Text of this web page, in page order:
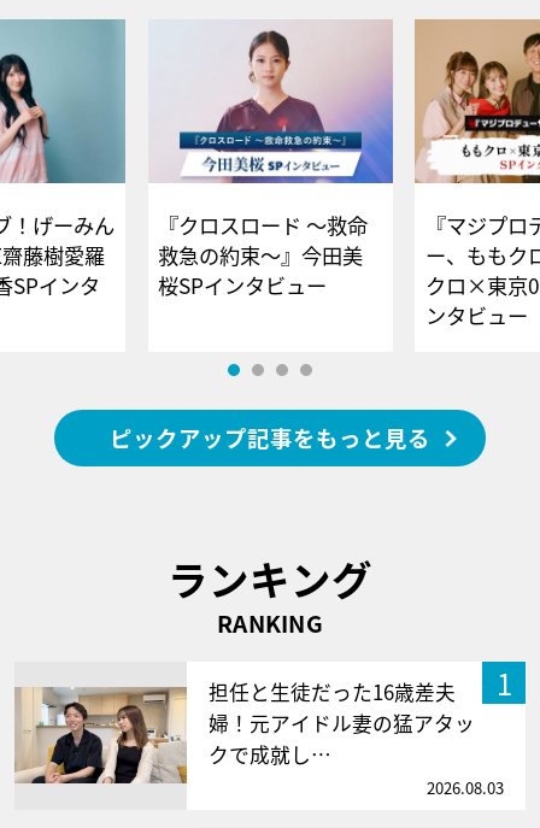
！げーみん
藤樹愛羅
SPインタ
『クロスロード ～救命
救急の約束～』今田美
桜SPインタビュー
『マジプロ
ー、ももク
クロ×東京
ンタビュー
ピックアップ記事をもっと見る
ランキング
RANKING
1
担任と生徒だった16歳差夫
婦！元アイドル妻の猛アタッ
クで成就し…
2026.08.03